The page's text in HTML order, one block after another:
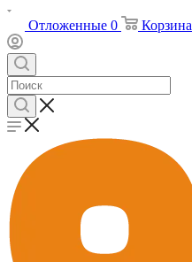
Отложенные 0 Корзина